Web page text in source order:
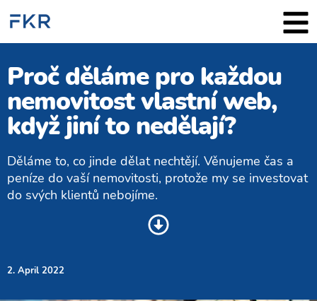
2. April 2022
Proč děláme pro každou
nemovitost vlastní web,
když jiní to nedělají?
Děláme to, co jinde dělat n​echtějí. Věnujeme čas a
peníze do vaší nemovitosti, protože my se investovat
do svých klientů nebojíme.